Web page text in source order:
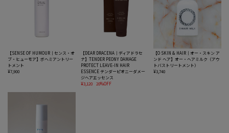
【SENSE OF HUMOUR｜センス・オ
ブ・ヒューモア】ボヘミアントリー
トメント
¥7,900
【DEAR DRACENA｜ディアドラセ
ナ】TENDER PEONY DAMAGE
PROTECT LEAVE-IN HAIR
ESSENCE テンダーピオニーダメー
ジヘアエッセンス
¥3,120
20%OFF
【O SKIN & HAIR｜オー・スキン ア
ンド ヘア】オー・ヘアミルク（アウ
トバストリートメント）
¥3,740